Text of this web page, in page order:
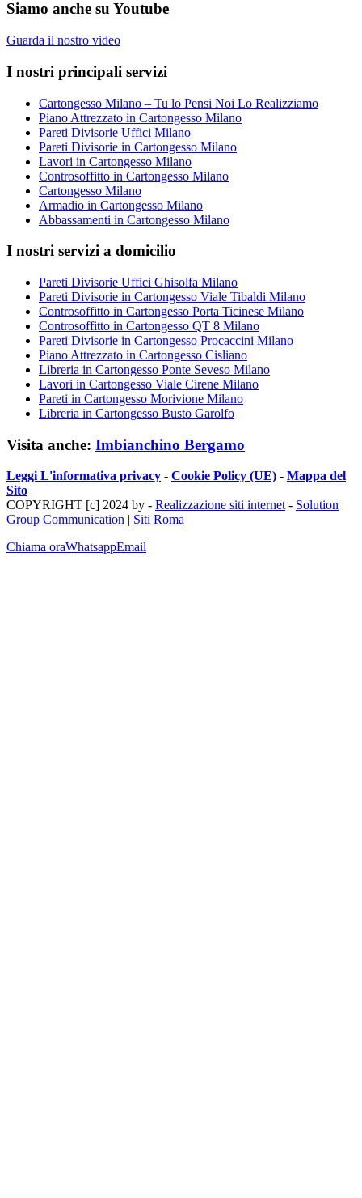
Siamo anche su Youtube
Guarda il nostro video
I nostri principali servizi
Cartongesso Milano – Tu lo Pensi Noi Lo Realizziamo
Piano Attrezzato in Cartongesso Milano
Pareti Divisorie Uffici Milano
Pareti Divisorie in Cartongesso Milano
Lavori in Cartongesso Milano
Controsoffitto in Cartongesso Milano
Cartongesso Milano
Armadio in Cartongesso Milano
Abbassamenti in Cartongesso Milano
I nostri servizi a domicilio
Pareti Divisorie Uffici Ghisolfa Milano
Pareti Divisorie in Cartongesso Viale Tibaldi Milano
Controsoffitto in Cartongesso Porta Ticinese Milano
Controsoffitto in Cartongesso QT 8 Milano
Pareti Divisorie in Cartongesso Procaccini Milano
Piano Attrezzato in Cartongesso Cisliano
Libreria in Cartongesso Ponte Seveso Milano
Lavori in Cartongesso Viale Cirene Milano
Pareti in Cartongesso Morivione Milano
Libreria in Cartongesso Busto Garolfo
Visita anche: Imbianchino Bergamo
Leggi L'informativa privacy - Cookie Policy (UE) - Mappa del
Sito
COPYRIGHT [c] 2024 by - Realizzazione siti internet- Solution
Group Communication | Siti Roma
Chiama oraWhatsappEmail